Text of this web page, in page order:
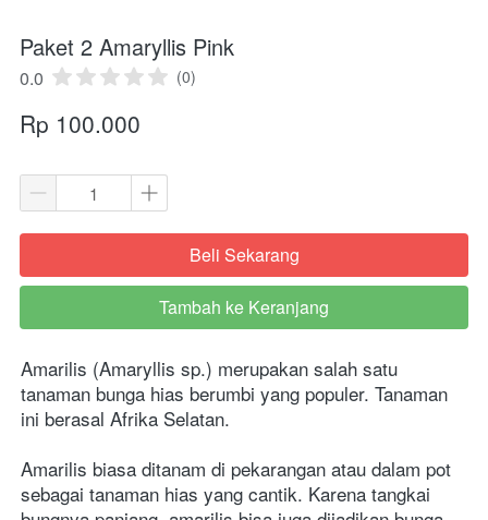
Paket 2 Amaryllis Pink
0.0 (0)
Rp 100.000
`Beli Sekarang
`
Tambah ke Keranjang
Amarilis (Amaryllis sp.) merupakan salah satu
tanaman bunga hias berumbi yang populer. Tanaman
ini berasal Afrika Selatan.
Amarilis biasa ditanam di pekarangan atau dalam pot
sebagai tanaman hias yang cantik. Karena tangkai